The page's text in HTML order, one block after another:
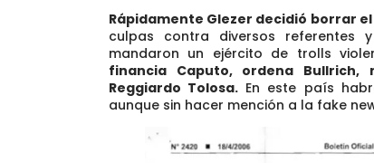
Rápidamente Glezer decidió borrar
culpas contra diversos referentes
mandaron un ejército de trolls
financia Caputo, ordena
Reggiardo Tolosa. En este país
aunque sin hacer mención a la fake